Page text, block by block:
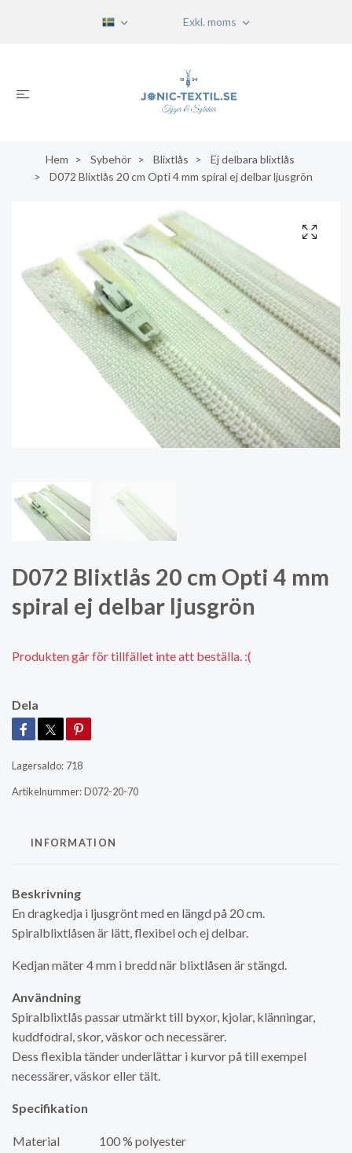
Exkl. moms
Hem Sybehör Blixtlås
Ej delbara blixtlås
D072 Blixtlås 20 cm Opti 4 mm spiral ej delbar ljusgrön
D072 Blixtlås 20 cm Opti 4 mm
spiral ej delbar ljusgrön
Produkten går för tillfället inte att beställa. :(
Dela
Lagersaldo: 718
Artikelnummer:D072-20-70
INFORMATION
Beskrivning
En dragkedja i ljusgrönt med en längd på 20 cm.
Spiralblixtlåsen är lätt, flexibel och ej delbar.
Kedjan mäter 4 mm i bredd när blixtlåsen är stängd.
Användning
Spiralblixtlås passar utmärkt till byxor, kjolar, klänningar,
kuddfodral, skor, väskor och necessärer.
Dess flexibla tänder underlättar i kurvor på till exempel
necessärer, väskor eller tält.
Specifikation
Material
100 % polyester